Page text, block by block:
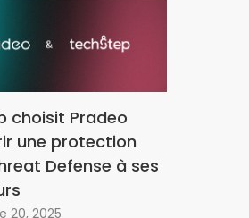
choisit Pradeo
une protection
Defense à ses
20, 2025